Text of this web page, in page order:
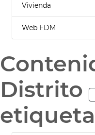
Vivienda
Web FDM
Distrito
etiqueta